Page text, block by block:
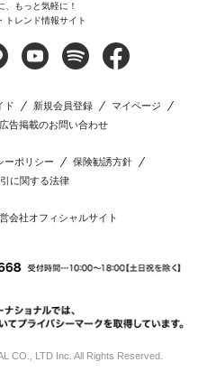
、もっと気軽に！
トレンド情報サイト
ド 新規会員登録
マイページ
広告掲載のお問い合わせ
ーポリシー
保険勧誘方針
に関する法律
会社オフィシャルサイト
CO., LTD Inc. All Rights Reserved.